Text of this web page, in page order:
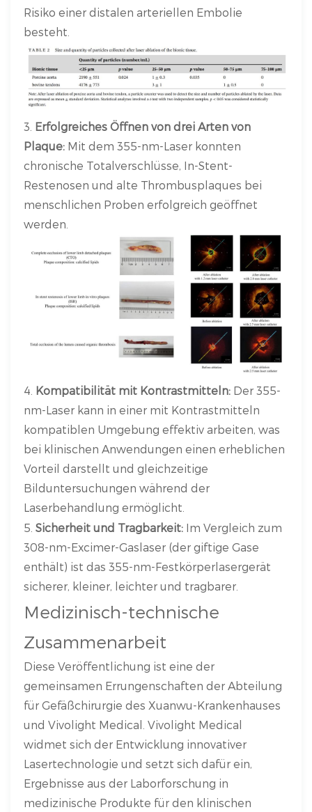
Risiko einer distalen arteriellen Embolie
besteht.
3. Erfolgreiches Öffnen von drei Arten von
Plaque: Mit dem 355-nm-Laser konnten
chronische Totalverschlüsse, In-Stent-
Restenosen und alte Thrombusplaques bei
menschlichen Proben erfolgreich geöffnet
werden.
4. Kompatibilität mit Kontrastmitteln: Der 355-
nm-Laser kann in einer mit Kontrastmitteln
kompatiblen Umgebung effektiv arbeiten, was
bei klinischen Anwendungen einen erheblichen
Vorteil darstellt und gleichzeitige
Bilduntersuchungen während der
Laserbehandlung ermöglicht.
5.Sicherheit und Tragbarkeit: Im Vergleich zum
308-nm-Excimer-Gaslaser (der giftige Gase
enthält) ist das 355-nm-Festkörperlasergerät
sicherer, kleiner, leichter und tragbarer.
Medizinisch-technische
Zusammenarbeit
Diese Veröffentlichung ist eine der
gemeinsamen Errungenschaften der Abteilung
für Gefäßchirurgie des Xuanwu-Krankenhauses
und Vivolight Medical. Vivolight Medical
widmet sich der Entwicklung innovativer
Lasertechnologie und setzt sich dafür ein,
Ergebnisse aus der Laborforschung in
medizinische Produkte für den klinischen